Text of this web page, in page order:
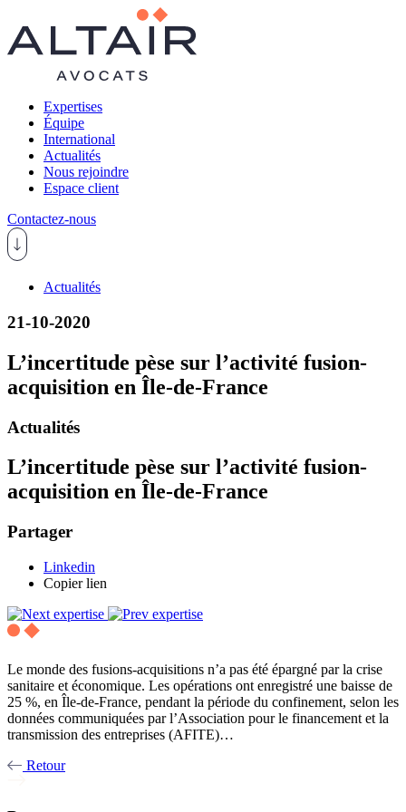
Expertises
Équipe
International
Actualités
Nous rejoindre
Espace client
Contactez-nous
Actualités
21-10-2020
L’incertitude pèse sur l’activité fusion-
acquisition en Île-de-France
Actualités
L’incertitude pèse sur l’activité fusion-
acquisition en Île-de-France
Partager
Linkedin
Copier lien
Le monde des fusions-acquisitions n’a pas été épargné par la crise
sanitaire et économique. Les opérations ont enregistré une baisse de
25 %, en Île-de-France, pendant la période du confinement, selon les
données communiquées par l’Association pour le financement et la
transmission des entreprises (AFITE)…
Retour